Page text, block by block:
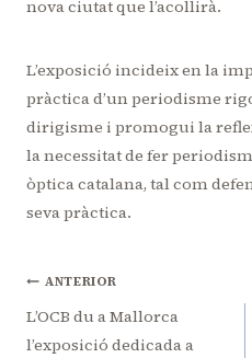
nova ciutat que l’acollirà.
L’exposició incideix en la
pràctica d’un periodisme
dirigisme i promogui la
la necessitat de fer
òptica catalana, tal com
seva pràctica.
Navegació
d'entrades
ANTERIOR
L’OCB du a Mallorca
l’exposició dedicada a